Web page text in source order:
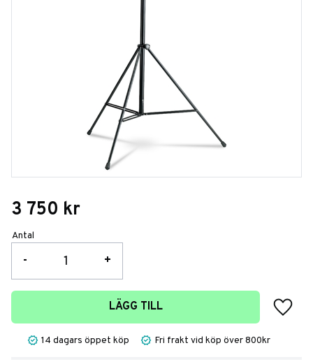
3 750 kr
Antal
+
-
LÄGG TILL
Lägg
14 dagars öppet köp Fri frakt vid köp över 800kr